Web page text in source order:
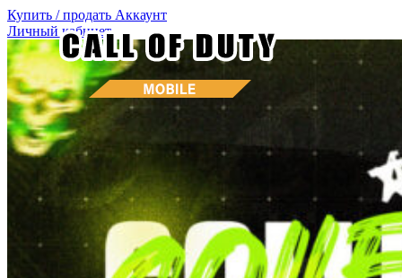
Купить / продать Аккаунт
Личный кабинет